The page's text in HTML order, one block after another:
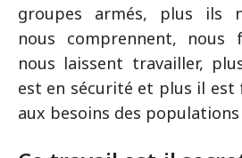
groupes armés, plus ils
nous comprennent, nous
nous laissent travailler,
est en sécurité et plus il est
aux besoins des